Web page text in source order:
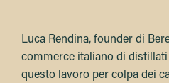
Luca Rendina, founder di
commerce italiano di
questo lavoro per colpa dei